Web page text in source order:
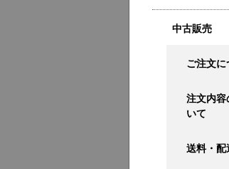
中古販売
ご注文に
注文内
いて
送料・配